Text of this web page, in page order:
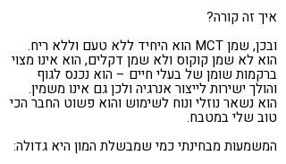
איך זה קורה?
ובכן, שמן MCT הוא היחיד ללא טעם וללא ריח.
הוא לא שמן קוקוס ולא שמן דקלים, הוא אינו מצוי
ברקמות שומן של בעלי חיים – הוא נכנס לגוף
והולך ישירות לייצור אנרגיה ולכן גם אינו משמין.
הוא נשאר נוזלי ונוח לשימוש והוא פשוט החבר הכי
טוב שלי במטבח.
המשמעות מבחינתי כמי שמבשלת המון היא גדולה: